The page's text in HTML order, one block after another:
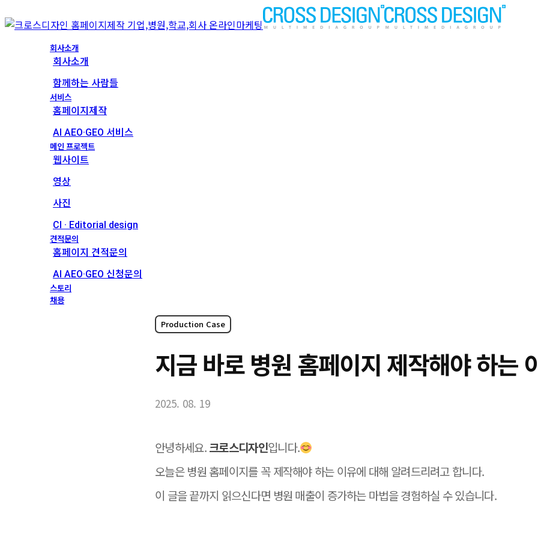
회사소개
회사소개
함께하는 사람들
서비스
홈페이지제작
AI AEO·GEO 서비스
메인 프로젝트
웹사이트
영상
사진
CI · Editorial design
견적문의
홈페이지 견적문의
AI AEO·GEO 신청문의
스토리
채용
Production Case
지금 바로 병원 홈페이지 제작해야 하는
2025. 08. 19
안녕하세요.크로스디자인입니다.
오늘은 병원 홈페이지를 꼭 제작해야 하는 이유에 대해 알려드리려고 합니다.
이 글을 끝까지 읽으신다면 병원 매출이 증가하는 마법을 경험하실 수 있습니다.